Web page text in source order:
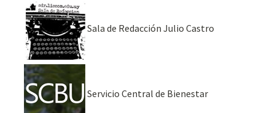
Sala de Redacción Julio Castro
Servicio Central de Bienestar